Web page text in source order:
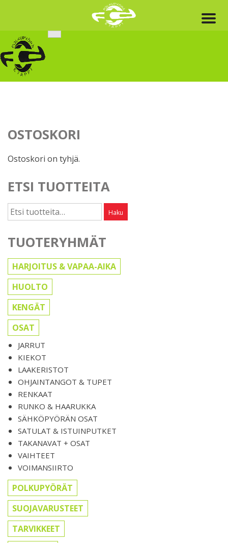
content
OSTOSKORI
Ostoskori on tyhjä.
ETSI TUOTTEITA
Etsi: Haku
TUOTERYHMÄT
HARJOITUS & VAPAA-AIKA
HUOLTO
KENGÄT
OSAT
JARRUT
KIEKOT
LAAKERISTOT
OHJAINTANGOT & TUPET
RENKAAT
RUNKO & HAARUKKA
SÄHKÖPYÖRÄN OSAT
SATULAT & ISTUINPUTKET
TAKANAVAT + OSAT
VAIHTEET
VOIMANSIIRTO
POLKUPYÖRÄT
SUOJAVARUSTEET
TARVIKKEET